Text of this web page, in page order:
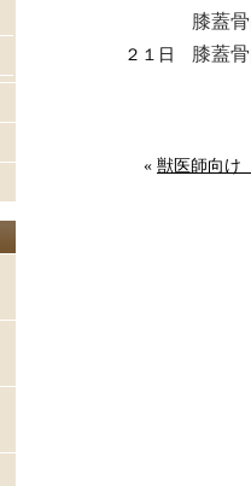
膝蓋
２１日 膝蓋
« 獣医師向け